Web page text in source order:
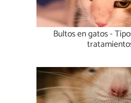
Bultos en gatos -